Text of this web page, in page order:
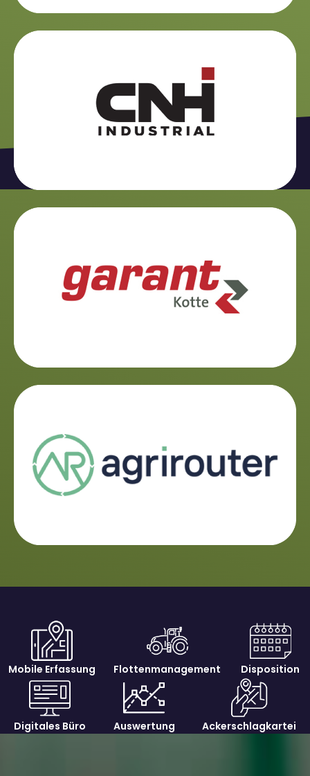
Mobile Erfassung Flottenmanagement Disposition
Digitales Büro Auswertung Ackerschlagkartei